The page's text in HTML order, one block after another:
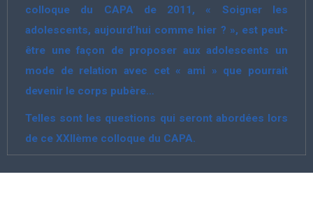
colloque du CAPA de 2011, « Soigner les
adolescents, aujourd’hui comme hier ? », est peut-
être une façon de proposer aux adolescents un
mode de relation avec cet « ami » que pourrait
devenir le corps pubère…
Telles sont les questions qui seront abordées lors
de ce XXIIème colloque du CAPA.